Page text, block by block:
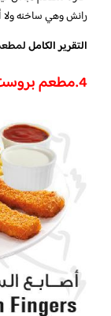
رانش وهي ساخنه ولا
التقرير الكامل
4.مطعم